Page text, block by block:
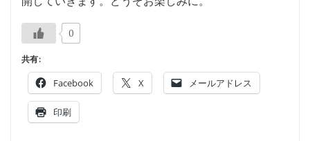
0
共有:
Facebook X メールアドレス
印刷